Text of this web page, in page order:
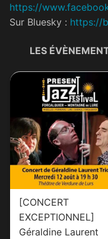
https://
Sur Bluesky : https://
LES
[CONCERT
EXCEPTIONNEL]
Géraldine Laurent